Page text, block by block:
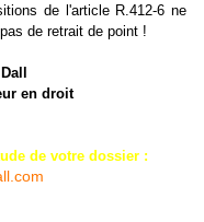
de l'article R.412-6 ne
de retrait de point !
en droit
de votre dossier :